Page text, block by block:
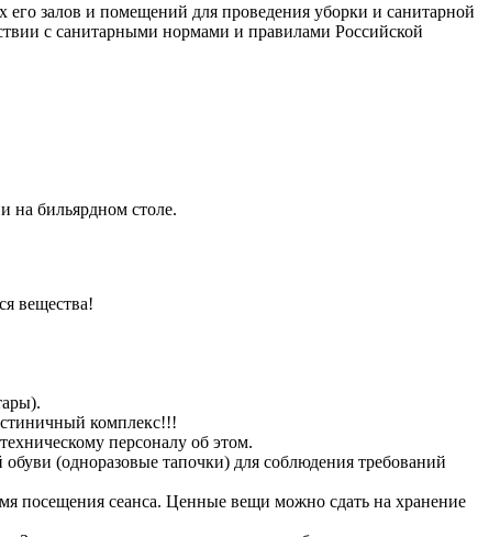
залов и помещений для проведения уборки и санитарной
с санитарными нормами и правилами Российской
на бильярдном столе.
вещества!
комплекс!!!
персоналу об этом.
(одноразовые тапочки) для соблюдения требований
посещения сеанса. Ценные вещи можно сдать на хранение